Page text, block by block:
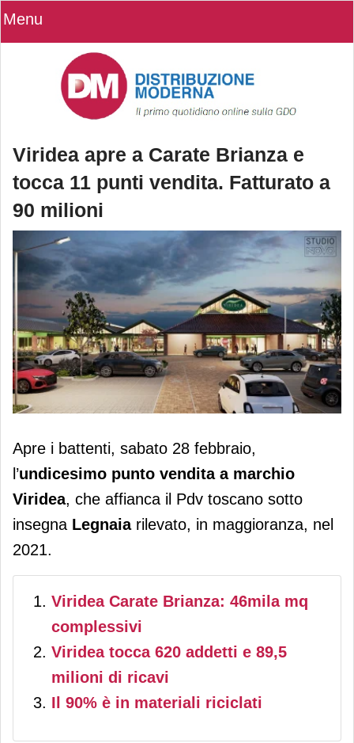
Menu
Viridea apre a Carate Brianza e
tocca 11 punti vendita. Fatturato a
90 milioni
Viridea apre a Carate Brianza e tocca
11 punti vendita. Fatturato a 90 milioni
Apre i battenti, sabato 28 febbraio,
l’undicesimo punto vendita a marchio
Viridea, che affianca il Pdv toscano sotto
insegna Legnaiarilevato, in maggioranza, nel
2021.
Viridea Carate Brianza: 46mila mq
complessivi
Viridea tocca 620 addetti e 89,5
milioni di ricavi
Il 90% è in materiali riciclati